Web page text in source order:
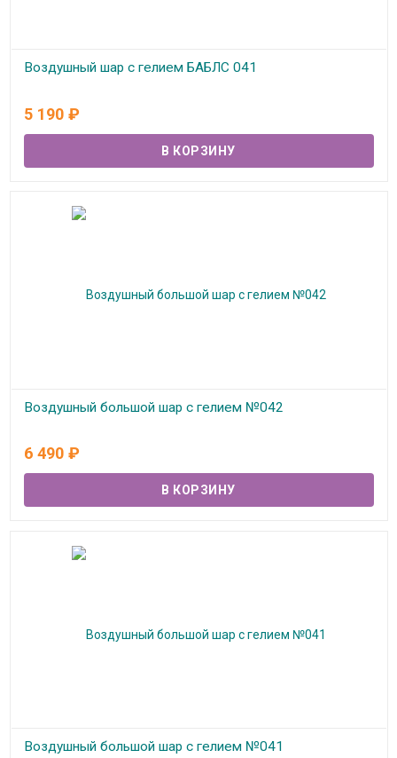
Воздушный шар с гелием БАБЛС 041
5 190 ₽
Воздушный большой шар с гелием №042
6 490 ₽
Воздушный большой шар с гелием №041